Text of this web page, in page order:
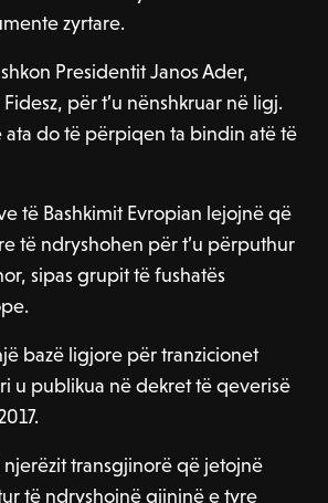
zyrtare.
Presidentit Janos Ader,
për t’u nënshkruar në ligj.
ata do të përpiqen ta bindin atë të
të Bashkimit Evropian lejojnë që
të ndryshohen për t’u përputhur
sipas grupit të fushatës
bazë ligjore për tranzicionet
u publikua në dekret të qeverisë
njerëzit transgjinorë që jetojnë
të ndryshojnë gjininë e tyre